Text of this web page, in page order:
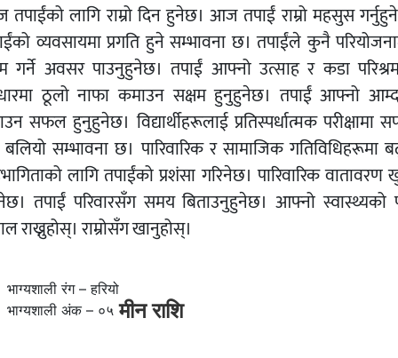
लागि राम्रो दिन हुनेछ। आज तपाईं राम्रो महसुस
व्यवसायमा प्रगति हुने सम्भावना छ। तपाईंले कुनै
गर्ने अवसर पाउनुहुनेछ। तपाईं आफ्नो उत्साह र कडा
ठूलो नाफा कमाउन सक्षम हुनुहुनेछ। तपाईं आफ्नो
सफल हुनुहुनेछ। विद्यार्थीहरूलाई प्रतिस्पर्धात्मक परीक्षामा
सम्भावना छ। पारिवारिक र सामाजिक गतिविधिहरूमा
लागि तपाईंको प्रशंसा गरिनेछ। पारिवारिक वातावरण
तपाईं परिवारसँग समय बिताउनुहुनेछ। आफ्नो स्वास्थ्यको
राख्नुहोस्। राम्रोसँग खानुहोस्।
भाग्यशाली रंग – हरियो
भाग्यशाली अंक – ०५ मीन राशि